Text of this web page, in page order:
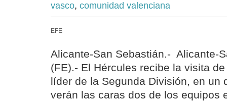
vasco, comunidad valenciana
EFE
Alicante-San Sebastián.- Alicante-
(FE).- El Hércules recibe la visita
líder de la Segunda División, en un
verán las caras dos de los equipos